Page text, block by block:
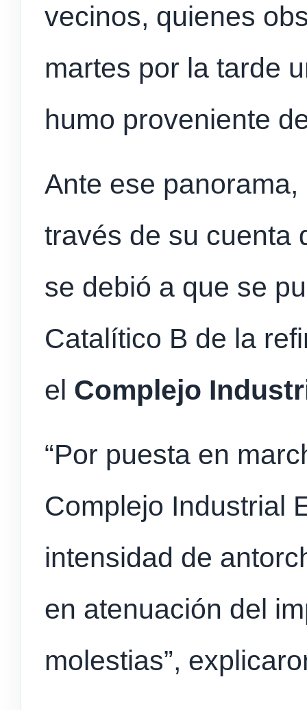
vecinos, quienes
martes por la tarde
humo proveniente
Ante ese
través de su cuenta
se debió a que se
Catalítico B de la
el Complejo
“Por puesta en
Complejo Industrial
intensidad de
en atenuación del
molestias”,